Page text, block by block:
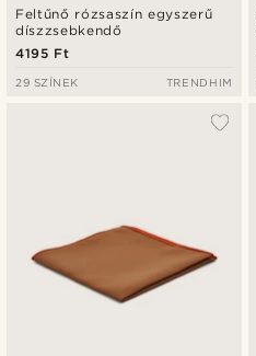
Feltűnő rózsaszín egyszerű
díszzsebkendő
4195 Ft
29 SZÍNEK TRENDHIM